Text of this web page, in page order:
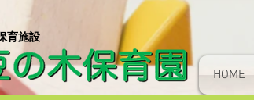
保育施設
HOME